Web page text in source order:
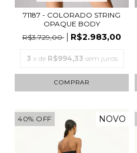
71187 - COLORADO STRING
OPAQUE BODY
R$3.729,00
R$2.983,00
3 x de R$994,33 sem juros
COMPRAR
40% OFF NOVO